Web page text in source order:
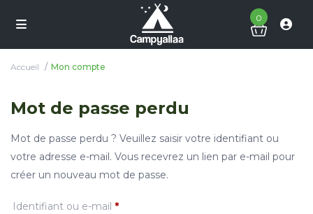
0
Accueil Mon compte
Mot de passe perdu
Mot de passe perdu ? Veuillez saisir votre identifiant ou
votre adresse e-mail. Vous recevrez un lien par e-mail pour
créer un nouveau mot de passe.
Identifiant ou e-mail *Obligatoire